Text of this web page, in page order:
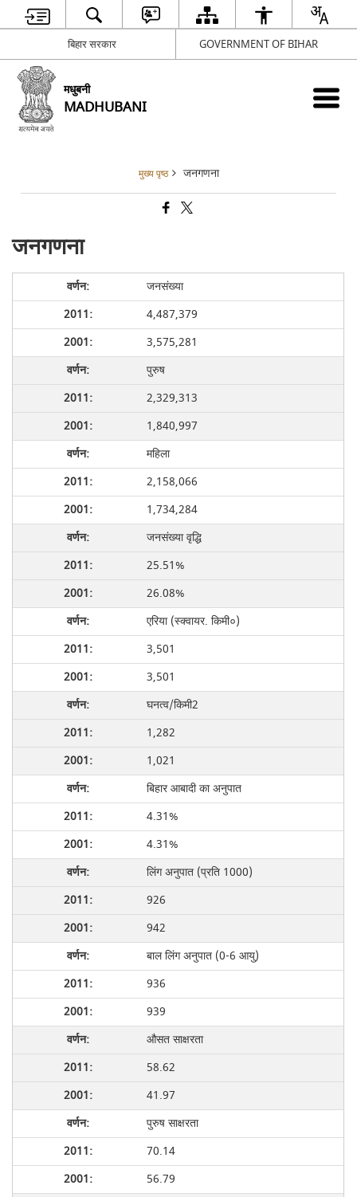
बिहार सरकार GOVERNMENT OF BIHAR
मधुबनी
MADHUBANI
मुख्य पृष्ठ जनगणना
जनगणना
जनसंख्या
4,487,379
3,575,281
पुरुष
2,329,313
1,840,997
महिला
2,158,066
1,734,284
जनसंख्या वृद्धि
25.51%
26.08%
एरिया (स्क्वायर. किमी०)
3,501
3,501
घनत्व/किमी2
1,282
1,021
बिहार आबादी का अनुपात
4.31%
4.31%
लिंग अनुपात (प्रति 1000)
926
942
बाल लिंग अनुपात (0-6 आयु)
936
939
औसत साक्षरता
58.62
41.97
पुरुष साक्षरता
70.14
56.79